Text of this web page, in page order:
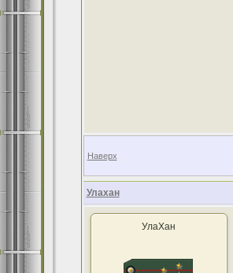
Наверх
Улахан
УлаХан